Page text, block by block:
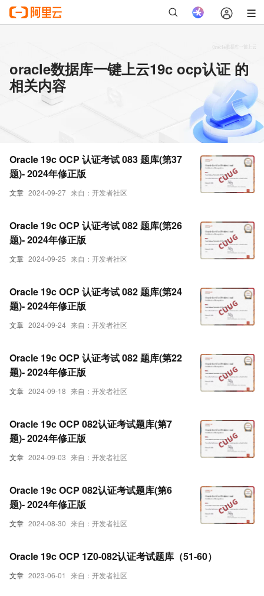
oracle数据库一键上云19c ocp认证 的
相关内容
文章 2024-09-27 来自：开发者社区
Oracle 19c OCP 认证考试 083 题库(第37
题)- 2024年修正版
文章 2024-09-25 来自：开发者社区
Oracle 19c OCP 认证考试 082 题库(第26
题)- 2024年修正版
文章 2024-09-24 来自：开发者社区
Oracle 19c OCP 认证考试 082 题库(第24
题)- 2024年修正版
文章 2024-09-18 来自：开发者社区
Oracle 19c OCP 认证考试 082 题库(第22
题)- 2024年修正版
文章 2024-09-03 来自：开发者社区
Oracle 19c OCP 082认证考试题库(第7
题)- 2024年修正版
文章 2024-08-30 来自：开发者社区
Oracle 19c OCP 082认证考试题库(第6
题)- 2024年修正版
文章 2023-06-01 来自：开发者社区
Oracle 19c OCP 1Z0-082认证考试题库（51-60）